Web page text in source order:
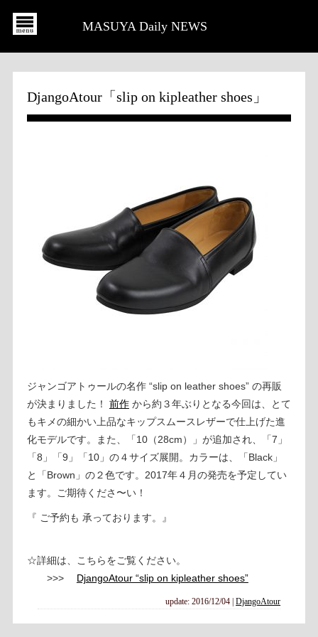
MASUYA Daily NEWS
DjangoAtour「slip on kipleather shoes」
ジャンゴアトゥールの名作 “slip on leather shoes” の再販
が決まりました！ 前作から約３年ぶりとなる今回は、とて
もキメの細かい上品なキップスムースレザーで仕上げた進
化モデルです。また、「10（28cm）」が追加され、「7」
「8」「9」「10」の４サイズ展開。カラーは、「Black」
と「Brown」の２色です。2017年４月の発売を予定してい
ます。ご期待くださ〜い！
『 ご予約も 承っております。』
☆詳細は、こちらをご覧ください。
>>> DjangoAtour “slip on kipleather shoes”
update: 2016/12/04 |DjangoAtour